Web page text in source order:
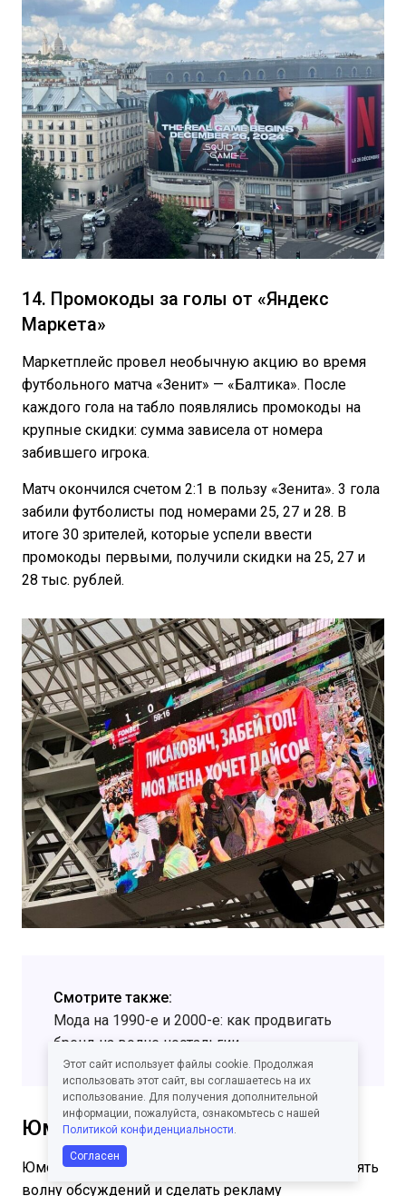
14. Промокоды за голы от «Яндекс
Маркета»
Маркетплейс провел необычную акцию во время
футбольного матча «Зенит» — «Балтика». После
каждого гола на табло появлялись промокоды на
крупные скидки: сумма зависела от номера
забившего игрока.
Матч окончился счетом 2:1 в пользу «Зенита». 3 гола
забили футболисты под номерами 25, 27 и 28. В
итоге 30 зрителей, которые успели ввести
промокоды первыми, получили скидки на 25, 27 и
28 тыс. рублей.
Смотрите также:
Мода на 1990-е и 2000-е: как продвигать
бренд на волне ностальгии
Юмор и провокации
Юмор помогает «расшевелить» аудиторию, поднять
волну обсуждений и сделать рекламу
Этот сайт использует файлы cookie. Продолжая
использовать этот сайт, вы соглашаетесь на их
использование. Для получения дополнительной
информации, пожалуйста, ознакомьтесь с нашей
Политикой конфиденциальности.
Согласен